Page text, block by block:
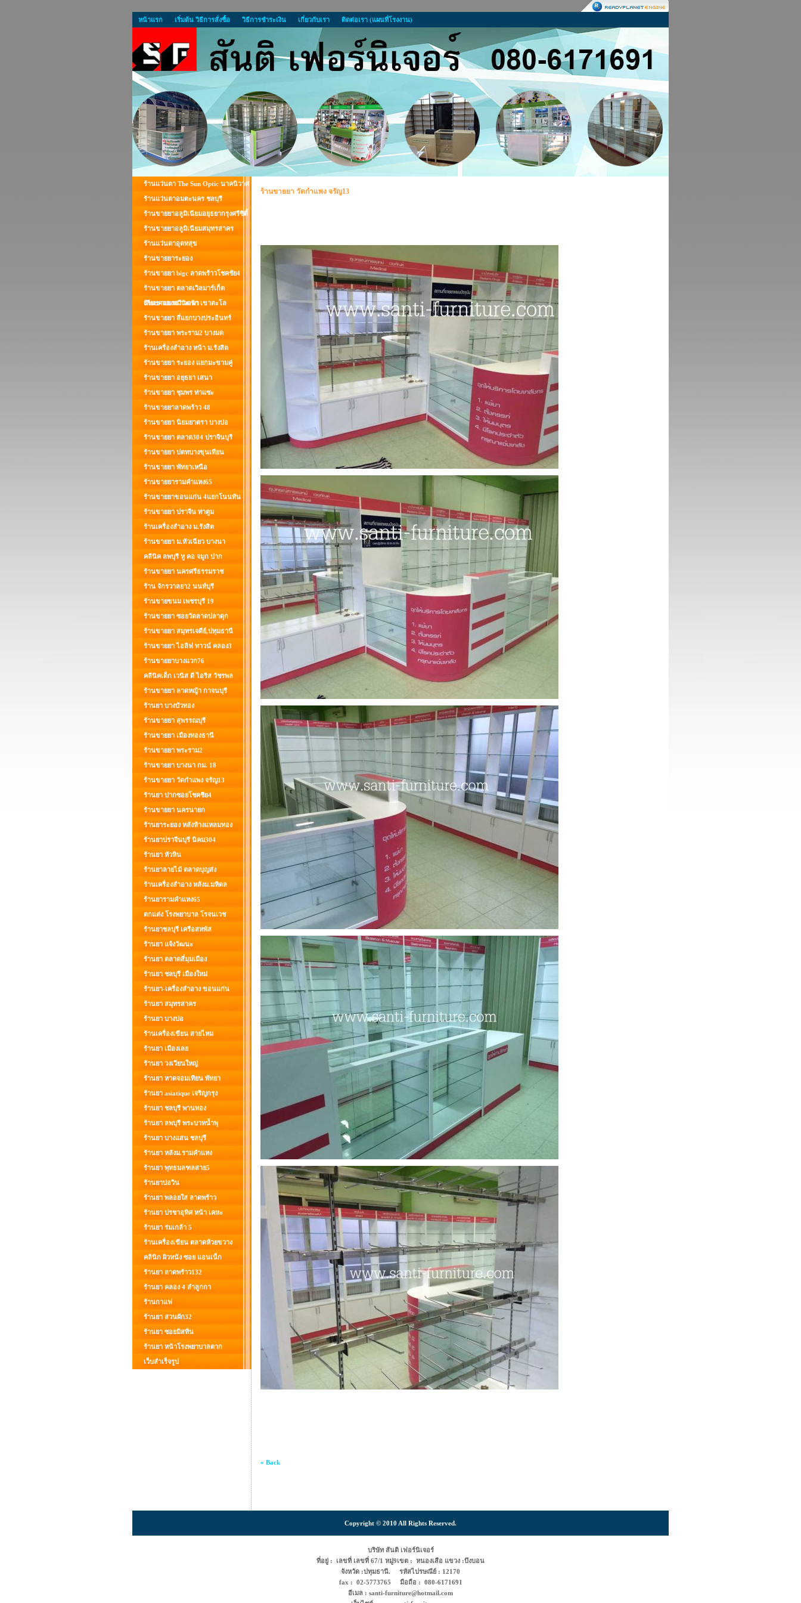
หน้าแรก เริ่มต้น วิธีการสั่งซื้อ วิธีการชำระเงิน เกี่ยวกับเรา ติดต่อเรา (แผนที่โรงงาน)
ร้านแว่นตา The Sun Optic นาคนิวาศ
ร้านแว่นตาอมตะนคร ชลบุรี
ร้านขายยาอลูมิเนียมอยุธยากรุงศรีซิตี้
ร้านขายยาอลูมิเนียมสมุทรสาคร
ร้านแว่นตาอุดทสุข
ร้านขายยาระยอง
ร้านขายยา bigc ลาดพร้าวโชคชัย4
ร้านขายยา ตลาดเวิลมาร์เก็ต
เลียบคลองทวีวัฒนา
ร้านขายยานาวดรัก เขาตะโล
ร้านขายยา สี่แยกบางประอินทร์
ร้านขายยา พระราม2 บางมด
ร้านเครื่องสำอาง หน้า ม.รังสิต
ร้านขายยา ระยอง แยกมะขามคู่
ร้านขายยา อยุธยา เสนา
ร้านขายยา ชุมพร ท่าแซะ
ร้านขายยาลาดพร้าว 48
ร้านขายยา นิยมยาตรา บางบ่อ
ร้านขายยา ตลาด304 ปราจีนบุรี
ร้านขายยา ปตทบางขุนเทียน
ร้านขายยา พัทยาเหนือ
ร้านขายยารามคำแหง65
ร้านขายยาขอนแก่น 4แยกโนนทัน
ร้านขายยา ปราจีน ท่าตูม
ร้านเครื่องสำอาง ม.รังสิต
ร้านขายยา ม.หัวเฉียว บางนา
คลีนิค ลพบุรี หู คอ จมูก ปาก
ร้านขายยา นครศรีธรรมราช
ร้าน จักรวาลยา2 นนท์บุรี
ร้านขายขนม เพชรบุรี 19
ร้านขายยา ซอยวัดลาดปลาดุก
ร้านขายยา สมุทรเจดีย์,ปทุมธานี
ร้านขายยา ไอลิฟ ทาวน์ คลอง3
ร้านขายยาบางแวก76
คลีนิคเด็ก เวนิส ดี ไอริส วัชรพล
ร้านขายยา ลาดหญ้า กาจนบุรี
ร้านยา บางบัวทอง
ร้านขายยา สุพรรณบุรี
ร้านขายยา เมืองทองธานี
ร้านขายยา พระราม2
ร้านขายยา บางนา กม. 18
ร้านขายยา วัดกำแพง จรัญ13
ร้านยา ปากซอยโชคชีย4
ร้านขายยา นครนายก
ร้านยาระยอง หลังห้างแหลมทอง
ร้านยาปราจีนบุรี นิคม304
ร้านยา หัวหิน
ร้านยาลายไม้ ตลาดบุญส่ง
ร้านเครื่องสำอาง หลังม.มหิดล
ร้านยารามคำแหง65
ตกแต่ง โรงพยาบาล โรจนเวช
ร้านยาชลบุรี เครือสหพัส
ร้านยา แจ้งวัฒนะ
ร้านยา ตลาดสี่มุมเมือง
ร้านยา ชลบุรี เมืองใหม่
ร้านยา-เครื่องสำอาง ขอนแก่น
ร้านยา สมุทรสาคร
ร้านยา บางบ่อ
ร้านเครื่องเขียน สายไหม
ร้านยา เมืองเลย
ร้านยา วงเวียนใหญ่
ร้านยา หาดจอมเทียน พัทยา
ร้านยา asiatique เจริญกรุง
ร้านยา ชลบุรี พานทอง
ร้านยา ลพบุรี พระบาทน้ำพุ
ร้านยา บางแสน ชลบุรี
ร้านยา หลังม.รามคำแหง
ร้านยา พุทธมลฑลสาย5
ร้านยาบ่อวิน
ร้านยา พลอยใส ลาดพร้าว
ร้านยา ปรชาอุทิศ หน้า เคหะ
ร้านยา ร่มเกล้า 5
ร้านเครื่องเขียน ตลาดห้วยขวาง
คลินิก ผิวหนัง ซอย แอนเน็ก
ร้านยา ลาดพร้าว132
ร้านยา คลอง 4 ลำลูกกา
ร้านกาแฟ
ร้านยา สวนผัก32
ร้านยา ซอยมิสทีน
ร้านยา หน้าโรงพยาบาลตาก
เว็บสำเร็จรูป
ร้านขายยา วัดกำแพง จรัญ13
« Back
Copyright © 2010 All Rights Reserved.
บริษัท สันติ เฟอร์นิเจอร์
ที่อยู่ : เลขที่ เลขที่ 67/1 หมู่9เขต : หนองเสือ แขวง :บึงบอน
จังหวัด :ปทุมธานี. รหัสไปรษณีย์ : 12170
fax : 02-5773765 มือถือ : 080-6171691
อีเมล : santi-furniture@hotmail.com